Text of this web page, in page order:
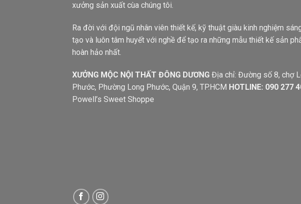
xưởng sản xuất cùa chúng tôi.
Ra đời với đội ngũ nhân viên thiết kế, kỹ thuật giàu kinh nghiệm
tạo và luôn tâm huyết với nghề để tạo ra những mẫu thiết kế sản
hoàn hảo nhất.
XƯỞNG MỘC NỘI THẤT ĐÔNG DƯƠNG Địa chỉ: Đường số 8, chợ
Phước, Phường Long Phước, Quận 9, TP.HCM HOTLINE: 090 277
Powell’s Sweet Shoppe